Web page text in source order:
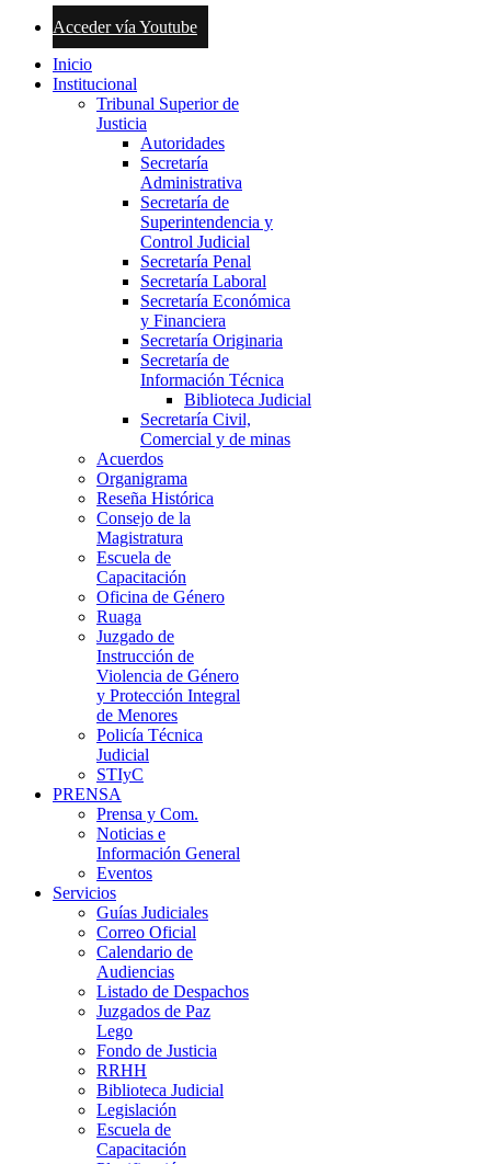
Acceder vía Youtube
Inicio
Institucional
Tribunal Superior de
Justicia
Autoridades
Secretaría
Administrativa
Secretaría de
Superintendencia y
Control Judicial
Secretaría Penal
Secretaría Laboral
Secretaría Económica
y Financiera
Secretaría Originaria
Secretaría de
Información Técnica
Biblioteca Judicial
Secretaría Civil,
Comercial y de minas
Acuerdos
Organigrama
Reseña Histórica
Consejo de la
Magistratura
Escuela de
Capacitación
Oficina de Género
Ruaga
Juzgado de
Instrucción de
Violencia de Género
y Protección Integral
de Menores
Policía Técnica
Judicial
STIyC
PRENSA
Prensa y Com.
Noticias e
Información General
Eventos
Servicios
Guías Judiciales
Correo Oficial
Calendario de
Audiencias
Listado de Despachos
Juzgados de Paz
Lego
Fondo de Justicia
RRHH
Biblioteca Judicial
Legislación
Escuela de
Capacitación